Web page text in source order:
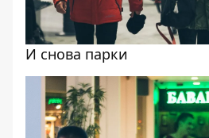
И снова парки